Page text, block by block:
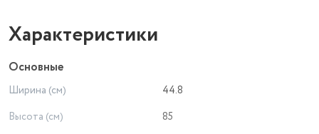
обеспечивает безопасность в доме с маленькими детьми.
Характеристики
Основные
Ширина (см)
44.8
Высота (см)
85